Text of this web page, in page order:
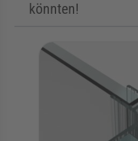
könnten!
Die Navigation durch die
Karussell überspringen
Zur Karussell-Navigation